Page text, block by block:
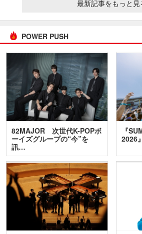
最新記事をもっと見
POWER PUSH
82MAJOR 次世代K-POPボ
ーイズグループの“今”を
訊…
『
2026